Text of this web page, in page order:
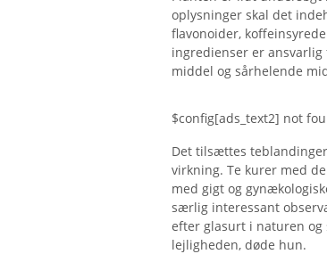
oplysninger skal det
flavonoider,
ingredienser er
middel og sårhelende
$config[ads_text2] not
Det tilsættes
virkning. Te kurer med
med gigt og
særlig interessant
efter glasurt i naturen
lejligheden, døde hun.